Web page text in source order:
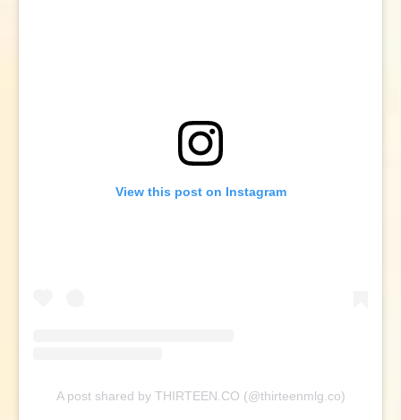
View this post on Instagram
A post shared by THIRTEEN.CO (@thirteenmlg.co)